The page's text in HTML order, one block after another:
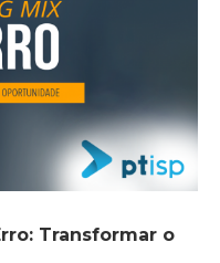
Transformar o